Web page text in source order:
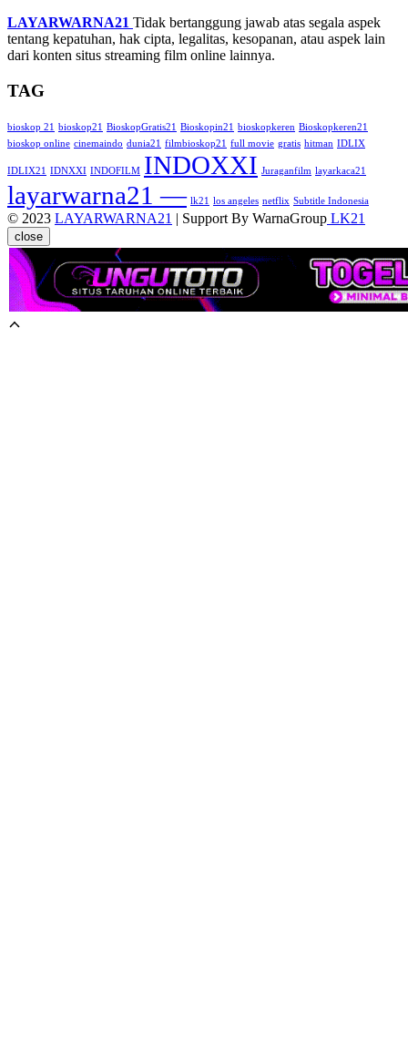
LAYARWARNA21 Tidak bertanggung jawab atas segala aspek
tentang kepatuhan, hak cipta, legalitas, kesopanan, atau aspek lain
dari konten situs streaming film online lainnya.
TAG
bioskop 21 bioskop21 BioskopGratis21 Bioskopin21 bioskopkeren Bioskopkeren21
bioskop online cinemaindo dunia21 filmbioskop21 full movie gratis hitman IDLIX
IDLIX21 IDNXXI INDOFILM INDOXXI Juraganfilm layarkaca21
layarwarna21 — lk21 los angeles netflix Subtitle Indonesia
© 2023 LAYARWARNA21 | Support By WarnaGroup LK21
close